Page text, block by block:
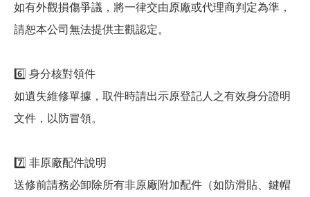
如有外觀損傷爭議，將一律交由原廠或代理商判定為準，
請恕本公司無法提供主觀認定。
6️⃣ 身分核對領件
如遺失維修單據，取件時請出示原登記人之有效身分證明
文件，以防冒領。
7️⃣ 非原廠配件說明
送修前請務必卸除所有非原廠附加配件（如防滑貼、鍵帽